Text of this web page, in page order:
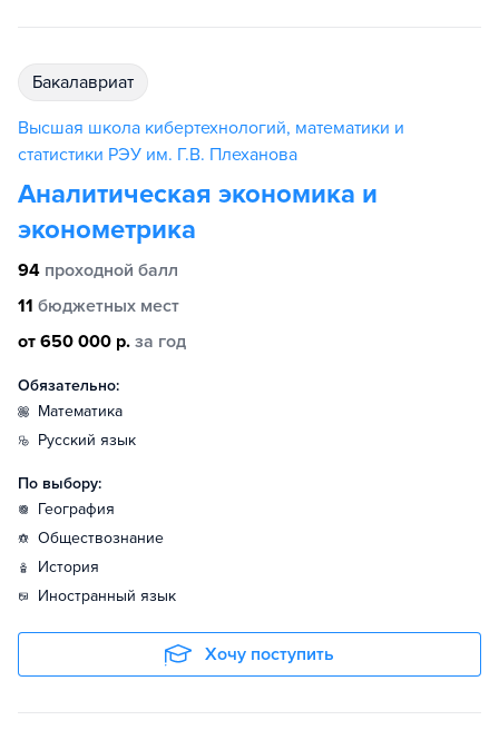
бакалавриат
Высшая школа кибертехнологий, математики и
статистики РЭУ им. Г.В. Плеханова
Аналитическая экономика и
эконометрика
94 проходной балл
11 бюджетных мест
от 650 000 р. за год
Обязательно:
математика
русский язык
По выбору:
география
обществознание
история
иностранный язык
Хочу поступить